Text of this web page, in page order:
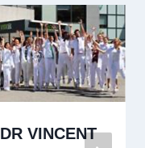
DR VINCENT